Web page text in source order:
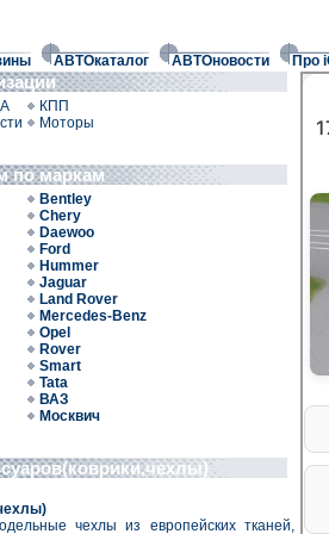
АВТОкаталог АВТОновости Про
КПП
Моторы
по маркам
Bentley
Chery
Daewoo
Ford
Hummer
Jaguar
Land Rover
Mercedes-Benz
Opel
Rover
Smart
Tata
ВАЗ
Москвич
чехлы из европейских тканей,